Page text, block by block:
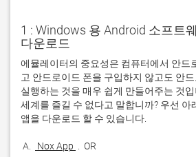
1 : Windows 용 Android 소프트
다운로드
에뮬레이터의 중요성은 컴퓨터에서 안드
고 안드로이드 폰을 구입하지 않고도 안
실행하는 것을 매우 쉽게 만들어주는 것
세계를 즐길 수 없다고 말합니까? 우선 아
A. Nox App